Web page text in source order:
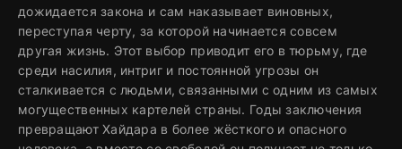
дожидается закона и сам наказывает виновных,
переступая черту, за которой начинается совсем
другая жизнь. Этот выбор приводит его в тюрьму, где
среди насилия, интриг и постоянной угрозы он
сталкивается с людьми, связанными с одним из самых
могущественных картелей страны. Годы заключения
превращают Хайдара в более жёсткого и опасного